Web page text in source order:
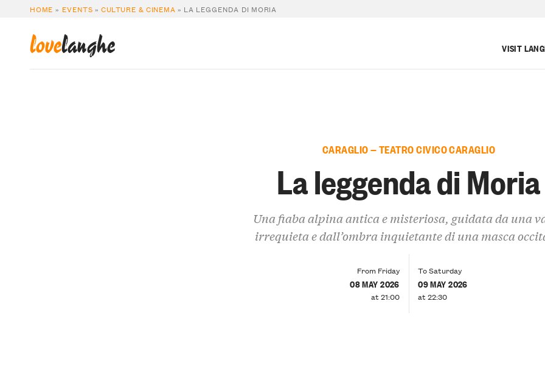
HOME » EVENTS »CULTURE & CINEMA » LA LEGGENDA DI MORIA
lovelanghe VISIT
CARAGLIO — TEATRO CIVICO CARAGLIO
La leggenda di Moria
Una fiaba alpina antica e misteriosa, guidata da una
irrequieta e dall’ombra inquietante di una masca
From Friday
08 MAY 2026
at 21:00
To Saturday
09 MAY 2026
at 22:30